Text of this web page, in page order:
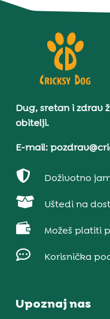
Dug, sretan i zdrav
obitelji.
E-mail:
 Doživotno
 Uštedi na
 Možeš platiti
 Korisnička
Upoznaj nas